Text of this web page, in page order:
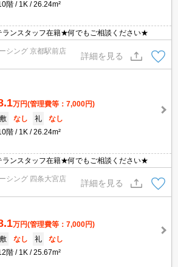
階
1K 26.24m²
ランスタッフ在籍★何でもご相談ください★
シング 京都駅前店
詳細を見る
万円(管理費等：7,000円)
敷
なし 礼
なし
階
1K 26.24m²
ランスタッフ在籍★何でもご相談ください★
シング 四条大宮店
詳細を見る
万円(管理費等：7,000円)
敷
なし 礼
なし
階
1K 25.67m²